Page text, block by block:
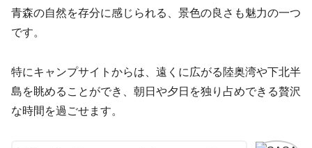
青森の自然を存分に感じられる、景色の良さも魅力の一つ
です。
特にキャンプサイトからは、遠くに広がる陸奥湾や下北半
島を眺めることができ、朝日や夕日を独り占めできる贅沢
な時間を過ごせます。